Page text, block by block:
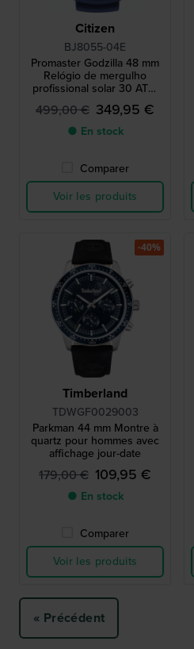
Citizen
BJ8055-04E
Promaster Godzilla 48 mm
Relógio de mergulho
profissional solar 30 ATM
com extensor de bracelete
499,00 € 349,95 €
● En stock
Comparer
Voir les produits
Timberland
TDWGF0029003
Parkman 44 mm Montre à
quartz pour hommes avec
affichage jour-date
179,00 € 109,95 €
● En stock
Comparer
Voir les produits
-40%
« Précédent